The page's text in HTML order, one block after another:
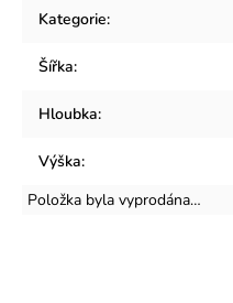
Kategorie:
Šířka:
Hloubka:
Výška:
Položka byla vyprodána…